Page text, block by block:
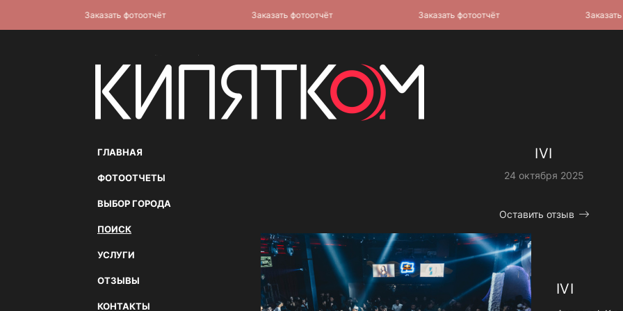
ГЛАВНАЯ
ФОТООТЧЕТЫ
ВЫБОР ГОРОДА
ПОИСК
УСЛУГИ
ОТЗЫВЫ
КОНТАКТЫ
IVI
24 октября 2025
Оставить отзыв
IVI
Заказать фотоотчёт Заказать фотоотчёт Заказать фотоотчёт Заказать